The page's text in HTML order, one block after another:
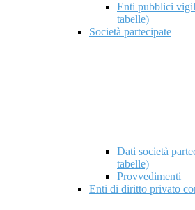
Enti pubblici
tabelle)
Società partecipate
Dati società
tabelle)
Provvedimenti
Enti di diritto privato